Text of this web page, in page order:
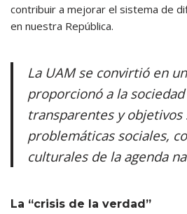
contribuir a mejorar el sistema de
en nuestra República.
La UAM se convirtió en
proporcionó a la
transparentes y objetivos
problemáticas sociales,
culturales de la agenda
La “crisis de la verdad”